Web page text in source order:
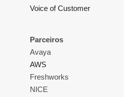
Voice of Customer
Parceiros
Avaya
AWS
Freshworks
NICE